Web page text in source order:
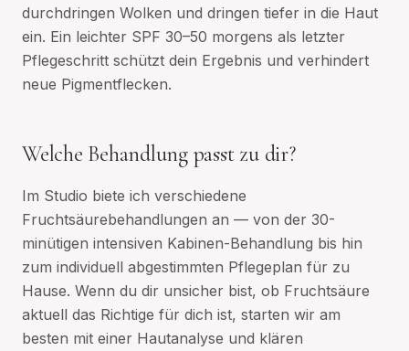
durchdringen Wolken und dringen tiefer in die Haut
ein. Ein leichter SPF 30–50 morgens als letzter
Pflegeschritt schützt dein Ergebnis und verhindert
neue Pigmentflecken.
Welche Behandlung passt zu dir?
Im Studio biete ich verschiedene
Fruchtsäurebehandlungen an — von der 30-
minütigen intensiven Kabinen-Behandlung bis hin
zum individuell abgestimmten Pflegeplan für zu
Hause. Wenn du dir unsicher bist, ob Fruchtsäure
aktuell das Richtige für dich ist, starten wir am
besten mit einer Hautanalyse und klären